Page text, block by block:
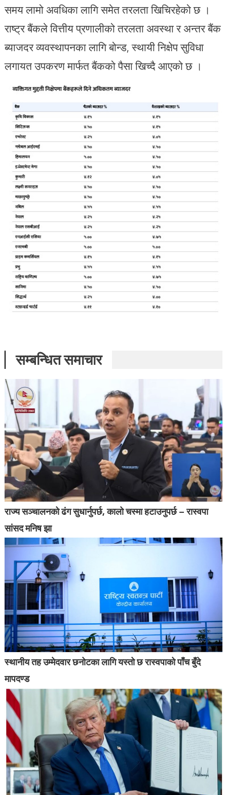
समय लामो अवधिका लागि समेत तरलता खिचिरहेको छ ।
राष्ट्र बैंकले वित्तीय प्रणालीको तरलता अवस्था र अन्तर बैंक
ब्याजदर व्यवस्थापनका लागि बोन्ड, स्थायी निक्षेप सुविधा
लगायत उपकरण मार्फत बैंकको पैसा खिच्दै आएको छ ।
सम्बन्धित समाचार
राज्य सञ्चालनको ढंग सुधार्नुपर्छ, कालो चस्मा हटाउनुपर्छ – रास्वपा
सांसद मनिष झा
स्थानीय तह उम्मेदवार छनोटका लागि यस्तो छ रास्वपाको पाँच बुँदे
मापदण्ड